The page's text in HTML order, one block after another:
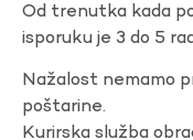
Od trenutka kada
isporuku je 3 do 5
Nažalost nemamo
poštarine.
Kurirska služba